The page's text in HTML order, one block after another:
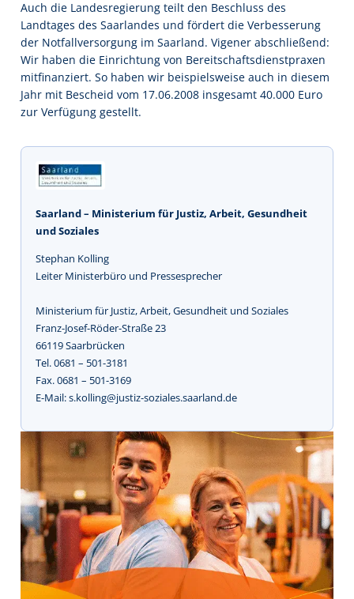
Auch die Landesregierung teilt den Beschluss des
Landtages des Saarlandes und fördert die Verbesserung
der Notfallversorgung im Saarland. Vigener abschließend:
Wir haben die Einrichtung von Bereitschaftsdienstpraxen
mitfinanziert. So haben wir beispielsweise auch in diesem
Jahr mit Bescheid vom 17.06.2008 insgesamt 40.000 Euro
zur Verfügung gestellt.
Saarland – Ministerium für Justiz, Arbeit, Gesundheit
und Soziales
Stephan Kolling
Leiter Ministerbüro und Pressesprecher
Ministerium für Justiz, Arbeit, Gesundheit und Soziales
Franz-Josef-Röder-Straße 23
66119 Saarbrücken
Tel. 0681 – 501-3181
Fax. 0681 – 501-3169
E-Mail: s.kolling@justiz-soziales.saarland.de